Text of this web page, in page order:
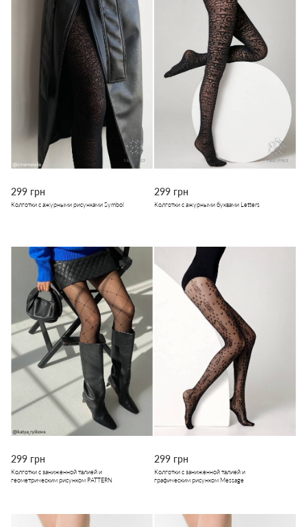
299 грн
Колготки с ажурными рисунками Symbol
299 грн
Колготки с ажурными буквами Letters
299 грн
Колготки с заниженной талией и
геометрическим рисунком PATTERN
299 грн
Колготки с заниженной талией и
графическим рисунком Message